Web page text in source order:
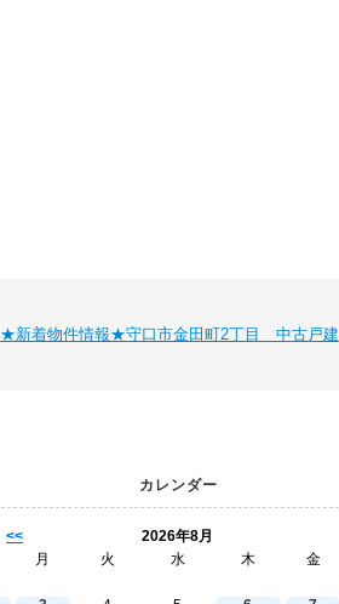
★新着物件情報★守口市金田町2丁目 中古戸建
カレンダー
<<
2026年8月
月 火 水 木 金